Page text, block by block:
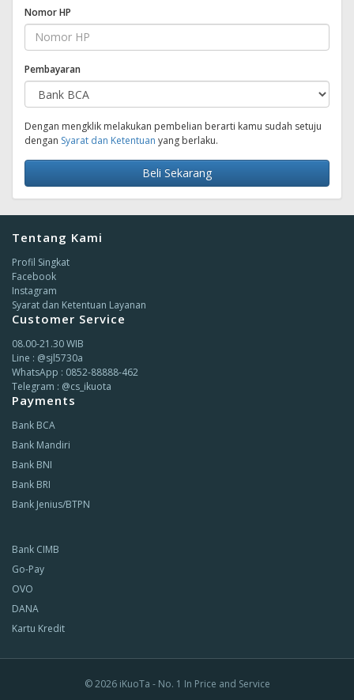
Nomor HP
Pembayaran
Dengan mengklik melakukan pembelian berarti kamu sudah setuju
dengan Syarat dan Ketentuan yang berlaku.
Beli Sekarang
Tentang Kami
Profil Singkat
Facebook
Instagram
Syarat dan Ketentuan Layanan
Customer Service
08.00-21.30 WIB
Line : @sjl5730a
WhatsApp : 0852-88888-462
Telegram : @cs_ikuota
Payments
Bank BCA
Bank Mandiri
Bank BNI
Bank BRI
Bank Jenius/BTPN
Bank CIMB
Go-Pay
OVO
DANA
Kartu Kredit
© 2026 iKuoTa - No. 1 In Price and Service